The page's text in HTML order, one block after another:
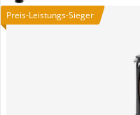
Preis-Leistungs-Sieger